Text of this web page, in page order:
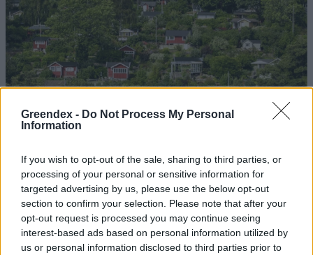
Greendex - Do Not Process My Personal
Information
If you wish to opt-out of the sale, sharing to third parties, or
processing of your personal or sensitive information for
targeted advertising by us, please use the below opt-out
section to confirm your selection. Please note that after your
opt-out request is processed you may continue seeing
interest-based ads based on personal information utilized by
us or personal information disclosed to third parties prior to
Szöllősi Gáborral, a Gardenfutura ügyvezetőjével beszélgettünk.